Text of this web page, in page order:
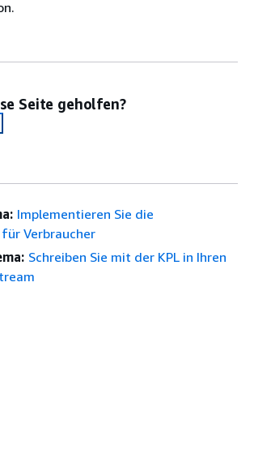
Seite geholfen?
Implementieren Sie die
Verbraucher
Schreiben Sie mit der KPL in Ihren